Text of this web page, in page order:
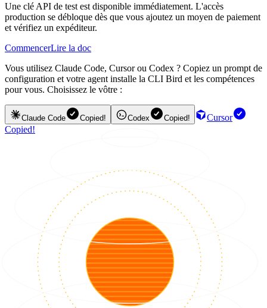
Une clé API de test est disponible immédiatement. L'accès
production se débloque dès que vous ajoutez un moyen de paiement
et vérifiez un expéditeur.
CommencerLire la doc
Vous utilisez Claude Code, Cursor ou Codex ? Copiez un prompt de
configuration et votre agent installe la CLI Bird et les compétences
pour vous. Choisissez le vôtre :
Claude Code Copied! Codex Copied!
Cursor
Copied!